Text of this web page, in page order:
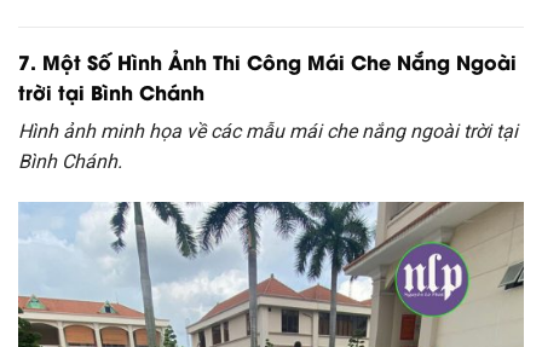
7. Một Số Hình Ảnh Thi Công Mái Che Nắng Ngoài
trời tại Bình Chánh
Hình ảnh minh họa về các mẫu mái che nắng ngoài trời tại
Bình Chánh.